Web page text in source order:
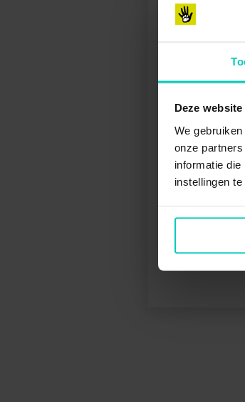
Deze
We
onze
informatie
instellingen